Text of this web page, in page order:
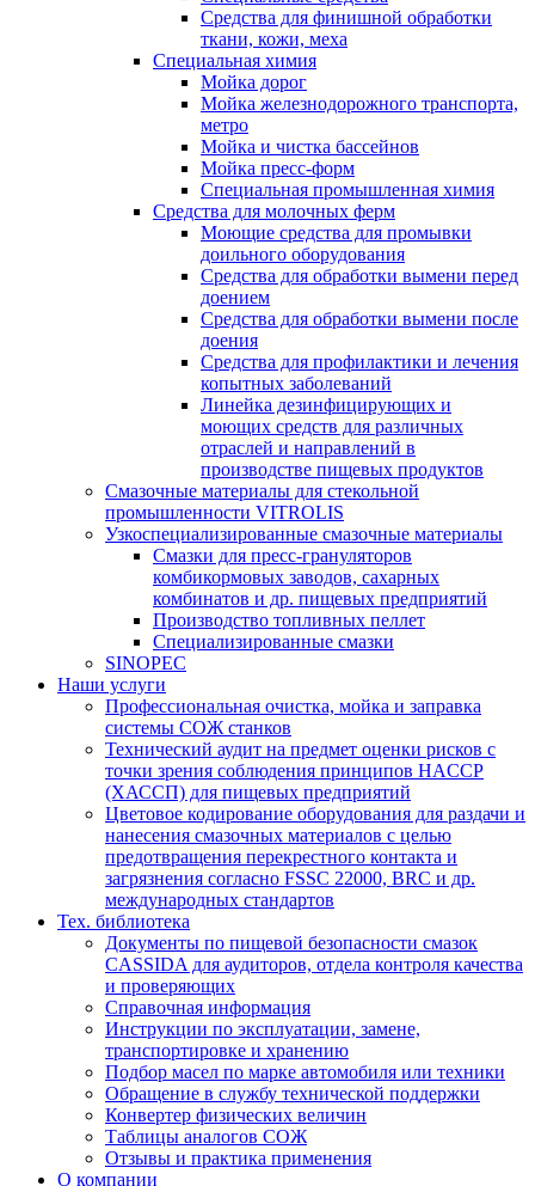
Средства для финишной обработки
ткани, кожи, меха
Специальная химия
Мойка дорог
Мойка железнодорожного транспорта,
метро
Мойка и чистка бассейнов
Мойка пресс-форм
Специальная промышленная химия
Средства для молочных ферм
Моющие средства для промывки
доильного оборудования
Средства для обработки вымени перед
доением
Средства для обработки вымени после
доения
Средства для профилактики и лечения
копытных заболеваний
Линейка дезинфицирующих и
моющих средств для различных
отраслей и направлений в
производстве пищевых продуктов
Смазочные материалы для стекольной
промышленности VITROLIS
Узкоспециализированные смазочные материалы
Смазки для пресс-грануляторов
комбикормовых заводов, сахарных
комбинатов и др. пищевых предприятий
Производство топливных пеллет
Специализированные смазки
SINOPEC
Наши услуги
Профессиональная очистка, мойка и заправка
системы СОЖ станков
Технический аудит на предмет оценки рисков с
точки зрения соблюдения принципов HACCP
(ХАССП) для пищевых предприятий
Цветовое кодирование оборудования для раздачи и
нанесения смазочных материалов с целью
предотвращения перекрестного контакта и
загрязнения согласно FSSC 22000, BRC и др.
международных стандартов
Тех. библиотека
Документы по пищевой безопасности смазок
CASSIDA для аудиторов, отдела контроля качества
и проверяющих
Справочная информация
Инструкции по эксплуатации, замене,
транспортировке и хранению
Подбор масел по марке автомобиля или техники
Обращение в службу технической поддержки
Конвертер физических величин
Таблицы аналогов СОЖ
Отзывы и практика применения
О компании